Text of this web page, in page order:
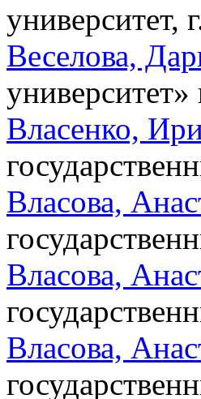
университет,
Веселова,
Власенко,
Власова,
Власова,
Власова,